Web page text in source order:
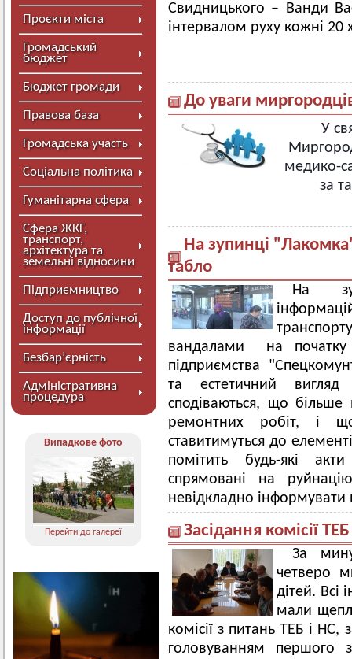
Проєкти міста
Громадський
бюджет
Бюджет громади
Правова база
Громадська участь
Соціальна політика
Гуманітарна сфера
Сфера ЖКГ,
транспорт,
архітектура та
земельні відносини
Підприємництво
Доступ до публічної
інформації
Безбар’єрність
Адміністративна
процедура
Випадкове фото
Перейти до галереї
Свидницького – Ванди
інтервалом руху кожні 20
До уваги
У
медико-
за
На зупинці
табло
На
вандалами на початку
підприємства
та естетичний
сподіваються, що більше
ремонтних робіт, і
ставитимуться до
помітить будь-які
спрямовані на
невідкладно інформувати
Засідання комісії
За
четверо
дітей. Всі
мали
комісії з питань ТЕБ і НС,
головуванням першого